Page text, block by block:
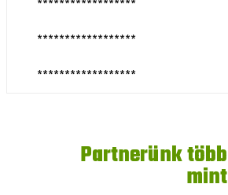
******************
******************
******************
Partnerünk több
mint